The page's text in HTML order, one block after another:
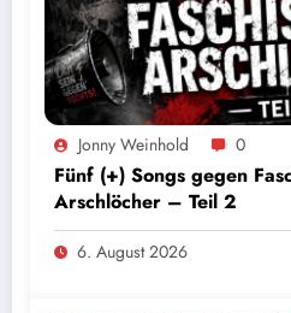
Jonny Weinhold 0
Fünf (+) Songs gegen
Arschlöcher – Teil 2
6. August 2026